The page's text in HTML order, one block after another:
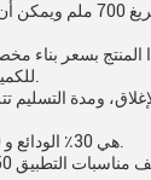
هذا النموذج لديه قطر
المنتج بسعر بناء